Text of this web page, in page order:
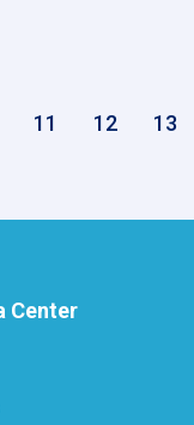
Page
11 Page
12 13
Center